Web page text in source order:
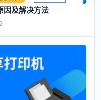
因及解决方法